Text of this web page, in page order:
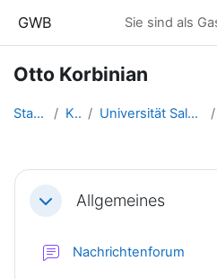
GWB Sie sind als
Otto Korbinian
Startseite Kurse Universität Salzburg - 2017 un...
Abschnittsübersicht
EinklappenAllgemeines
Nachrichtenforum